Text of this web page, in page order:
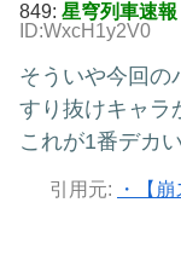
849: 星穹列車速報
ID:WxcH1y2V0
そういや今回の
すり抜けキャラ
これが1番デカ
引用元:
・【